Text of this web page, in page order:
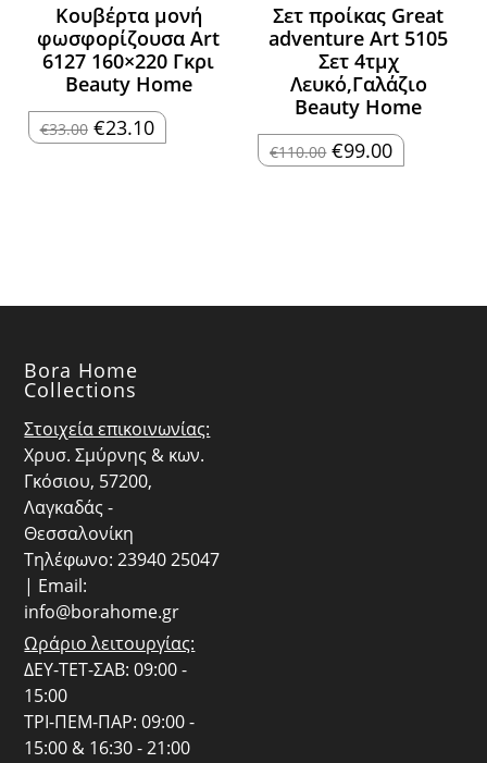
Κουβέρτα μονή
φωσφορίζουσα Art
6127 160×220 Γκρι
Beauty Home
€33.00 Original
price
€23.10Η
τρέχουσα
Σετ προίκας Great
adventure Art 5105
Σετ 4τμχ
Λευκό,Γαλάζιο
Beauty Home
€110.00 Original
price
€99.00Η
τρέχουσα
Bora Home
Collections
Στοιχεία επικοινωνίας:
Χρυσ. Σμύρνης & κων.
Γκόσιου, 57200,
Λαγκαδάς -
Θεσσαλονίκη
Τηλέφωνο: 23940 25047
| Email:
info@borahome.gr
Ωράριο λειτουργίας:
ΔΕΥ-ΤΕΤ-ΣΑΒ: 09:00 -
15:00
ΤΡΙ-ΠΕΜ-ΠΑΡ: 09:00 -
15:00 & 16:30 - 21:00